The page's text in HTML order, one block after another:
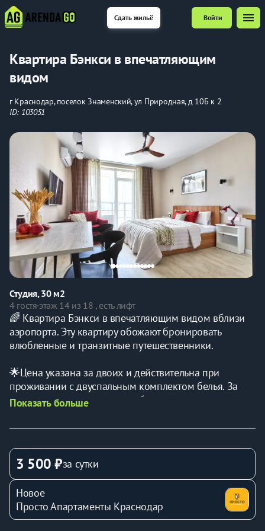
Сдать жильё Войти menu
Квартира Бэнкси в впечатляющим
видом
г Краснодар, поселок Знаменский, ул Природная, д 10Б к 2
ID: 103051
Студия, 30 м2
4 гостя·этаж 14 из 18 , есть лифт
🌈 Квартира Бэнкси в впечатляющим видом вблизи
аэропорта. Эту квартиру обожают бронировать
влюбленные и транзитные путешественники.
🌟Цена указана за двоих и действительна при
проживании с двуспальным комплектом белья. За
дополнительных гостей или белье по запросу -
гостей, включая детей любого возраста. В подъезде
установлена видеокамера, и за всех неуказанных в
заявке гостей будет произведен перерасчет.
🌟 Возможно размещение животного по цене +1000
р в сутки
Показать больше
3 500 ₽за сутки
Новое
Просто Апартаменты Краснодар